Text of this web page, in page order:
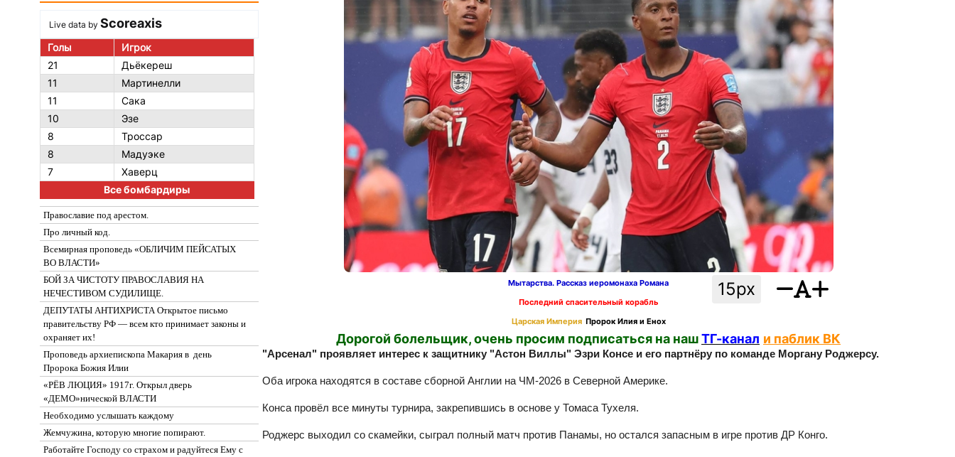
Live data by Scoreaxis
Голы
Игрок
21
Дьёкереш
11
Мартинелли
11
Сака
10
Эзе
8
Троссар
8
Мадуэке
7
Хаверц
Все бомбардиры
Православие под арестом.
Про личный код.
Всемирная проповедь «ОБЛИЧИМ ПЕЙСАТЫХ
ВО ВЛАСТИ»
БОЙ ЗА ЧИСТОТУ ПРАВОСЛАВИЯ НА
НЕЧЕСТИВОМ СУДИЛИЩЕ.
ДЕПУТАТЫ АНТИХРИСТА Открытое письмо
правительству РФ — всем кто принимает законы и
охраняет их!
Проповедь архиепископа Макария в день
Пророка Божия Илии
«РЁВ ЛЮЦИЯ» 1917г. Открыл дверь
«ДЕМО»нической ВЛАСТИ
Необходимо услышать каждому
Жемчужина, которую многие попирают.
Работайте Господу со страхом и радуйтеся Ему с
15px
Мытарства. Рассказ иеромонаха Романа
Последний спасительный корабль
Царская Империя Пророк Илия и Енох
Дорогой болельщик, очень просим подписаться на нашТГ-канал и паблик ВК
"Арсенал" проявляет интерес к защитнику "Астон Виллы" Эзри Консе и его партнёру по команде Моргану Роджерсу.
Оба игрока находятся в составе сборной Англии на ЧМ‑2026 в Северной Америке.
Конса провёл все минуты турнира, закрепившись в основе у Томаса Тухеля.
Роджерс выходил со скамейки, сыграл полный матч против Панамы, но остался запасным в игре против ДР Конго.